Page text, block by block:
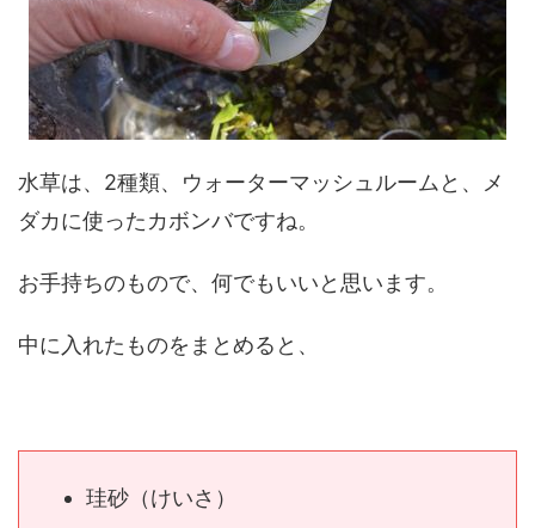
水草は、2種類、ウォーターマッシュルームと、メ
ダカに使ったカボンバですね。
お手持ちのもので、何でもいいと思います。
中に入れたものをまとめると、
珪砂（けいさ）